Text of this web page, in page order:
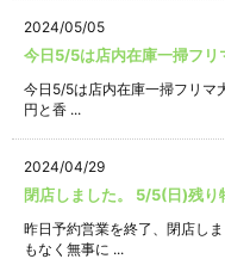
2024/05/05
今日5/5は店内在庫一掃フリ
今日5/5は店内在庫一掃フリマ
円と香 ...
2024/04/29
閉店しました。 5/5(日)残
昨日予約営業を終了、閉店し
もなく無事に ...